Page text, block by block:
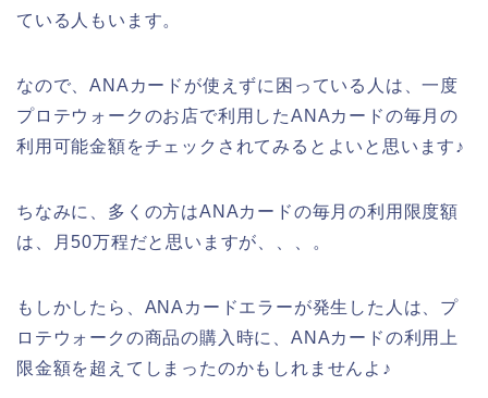
ている人もいます。
なので、ANAカードが使えずに困っている人は、一度
プロテウォークのお店で利用したANAカードの毎月の
利用可能金額をチェックされてみるとよいと思います♪
ちなみに、多くの方はANAカードの毎月の利用限度額
は、月50万程だと思いますが、、、。
もしかしたら、ANAカードエラーが発生した人は、プ
ロテウォークの商品の購入時に、ANAカードの利用上
限金額を超えてしまったのかもしれませんよ♪